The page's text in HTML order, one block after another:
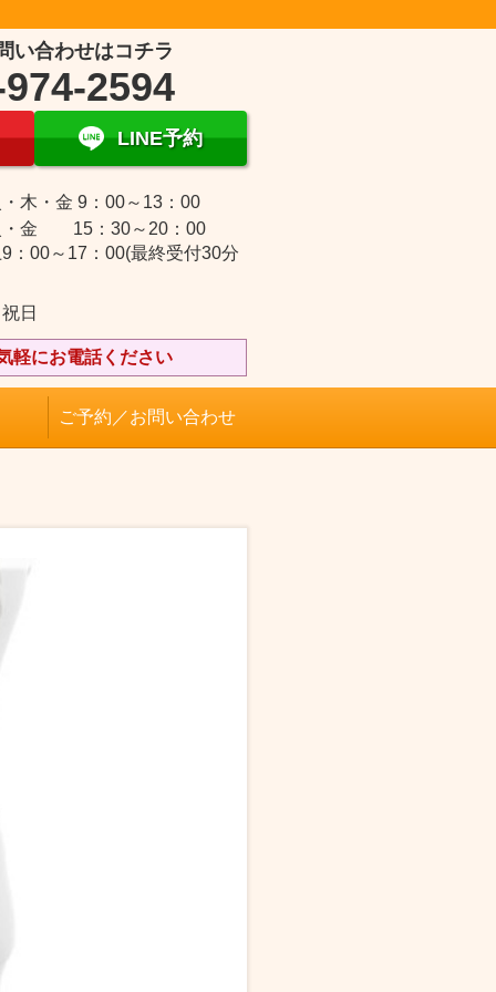
い合わせはコチラ
2594
LINE予約
木・金 9：00～13：00
・金 15：30～20：00
：00～17：00(最終受付30分
日
軽にお電話ください
ご予約／お問い合わせ